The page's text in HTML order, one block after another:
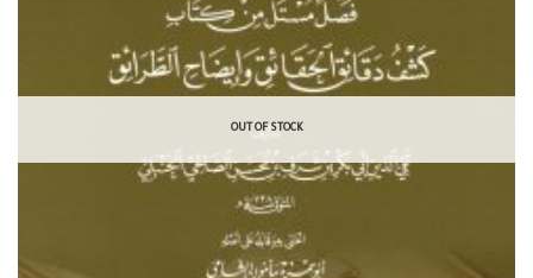
OUT OF STOCK